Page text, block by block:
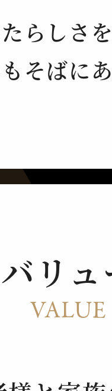
らしさ
そばに
バリ
VALUE